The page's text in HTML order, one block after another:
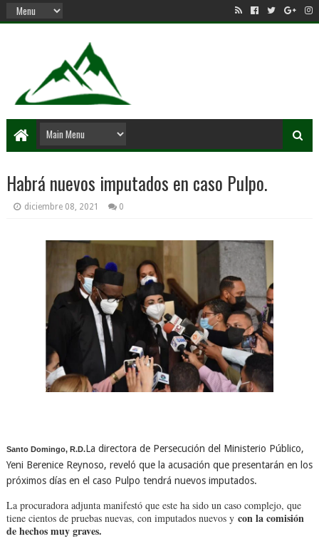
Habrá nuevos imputados en caso Pulpo.
diciembre 08, 2021 0
Santo Domingo, R.D.La directora de Persecución del Ministerio Público,
Yeni Berenice Reynoso, reveló que la acusación que presentarán en los
próximos días en el caso Pulpo tendrá nuevos imputados.
La procuradora adjunta manifestó que este ha sido un caso complejo, que
tiene cientos de pruebas nuevas, con imputados nuevos y con la comisión
de hechos muy graves.